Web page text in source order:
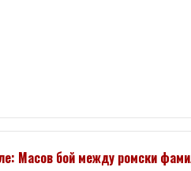
Масов бой между ромски